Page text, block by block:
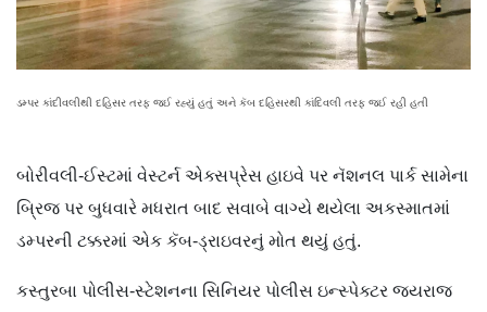
ડમ્પર કાંદીવલીથી દહિસર તરફ જઈ રહ્યું હતું અને કૅબ દહિસરથી કાંદિવલી તરફ જઈ રહી હતી
બોરીવલી-ઈસ્ટમાં વેસ્ટર્ન એક્સપ્રેસ હાઇવે પર નૅશનલ પાર્ક સામેના
બ્રિજ પર બુધવારે મધરાત બાદ સવાબે વાગ્યે થયેલા અકસ્માતમાં
ડમ્પરની ટક્કરમાં એક કૅબ-ડ્રાઇવરનું મોત થયું હતું.
કસ્તુરબા પોલીસ-સ્ટેશનના સિનિયર પોલીસ ઇન્સ્પેક્ટર જયરાજ